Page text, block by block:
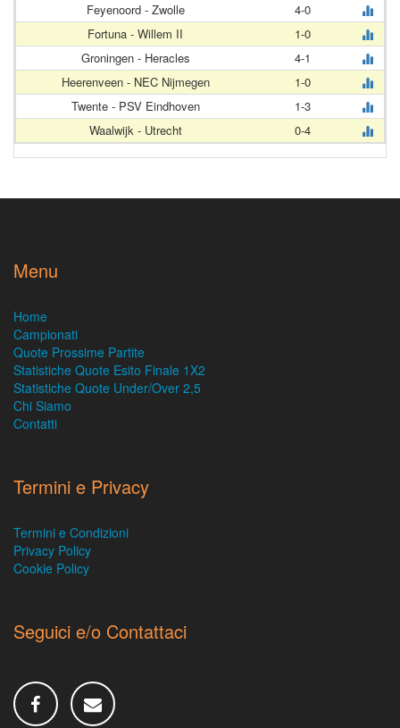
Feyenoord - Zwolle
4-0
Fortuna - Willem II
1-0
Groningen - Heracles
4-1
Heerenveen - NEC Nijmegen
1-0
Twente - PSV Eindhoven
1-3
Waalwijk - Utrecht
0-4
Menu
Home
Campionati
Quote Prossime Partite
Statistiche Quote Esito Finale 1X2
Statistiche Quote Under/Over 2,5
Chi Siamo
Contatti
Termini e Privacy
Termini e Condizioni
Privacy Policy
Cookie Policy
Seguici e/o Contattaci